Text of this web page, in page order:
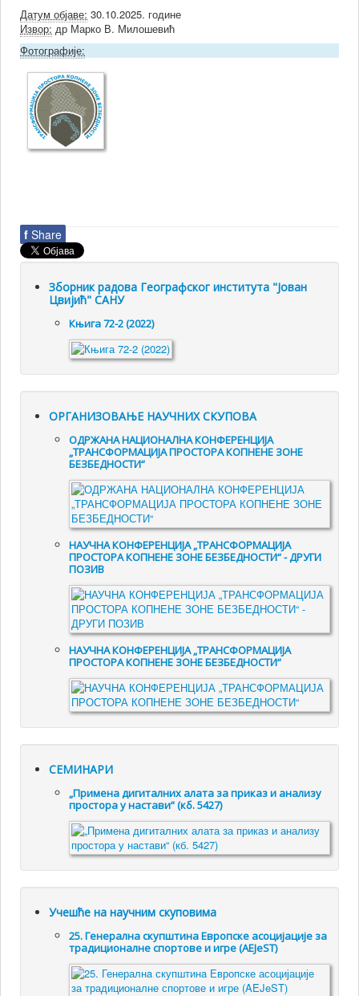
Датум објаве: 30.10.2025. године
Извор: др Марко В. Милошевић
Фотографије:
f Share
Зборник радова Географског института "Јован
Цвијић" САНУ
Књига 72-2 (2022)
ОРГАНИЗОВАЊЕ НАУЧНИХ СКУПОВА
ОДРЖАНА НАЦИОНАЛНА КОНФЕРЕНЦИЈА
„ТРАНСФОРМАЦИЈА ПРОСТОРА КОПНЕНЕ ЗОНЕ
БЕЗБЕДНОСТИ“
НАУЧНА КОНФЕРЕНЦИЈА „ТРАНСФОРМАЦИЈА
ПРОСТОРА КОПНЕНЕ ЗОНЕ БЕЗБЕДНОСТИ“ - ДРУГИ
ПОЗИВ
НАУЧНА КОНФЕРЕНЦИЈА „ТРАНСФОРМАЦИЈА
ПРОСТОРА КОПНЕНЕ ЗОНЕ БЕЗБЕДНОСТИ“
СЕМИНАРИ
„Примена дигиталних алата за приказ и анализу
простора у настави“ (кб. 5427)
Учешће на научним скуповима
25. Генералнa скупштинa Европске асоцијације за
традиционалне спортове и игре (AEJeST)